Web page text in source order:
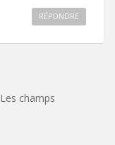
RÉPONDRE
Les champs